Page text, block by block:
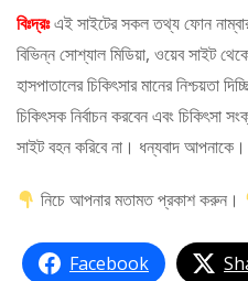
বিঃদ্রঃএই সাইটের সকল তথ্য ফোন নাম্বার
বিভিন্ন সোশ্যাল মিডিয়া, ওয়েব সাইট
হাসপাতালের চিকিৎসার মানের নিশ্চয়তা
চিকিৎসক নির্বাচন করবেন এবং চিকিৎসা
সাইট বহন করিবে না। ধন্যবাদ আপনাকে।
নিচে আপনার মতামত প্রকাশ করুন।
Facebook